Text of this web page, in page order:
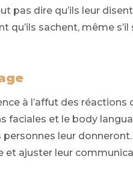
pas dire qu’ils leur
sachent, même s’il
à l’affut des réactions
faciales et le body
leur
et ajuster leur